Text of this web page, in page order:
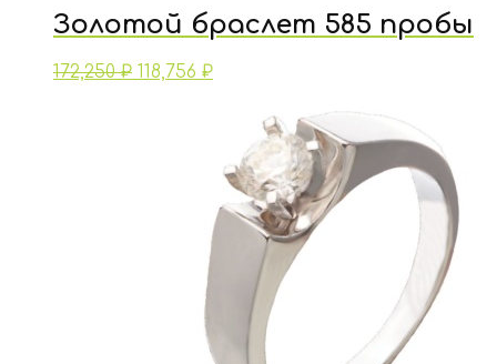
Золотой браслет 585 пробы
172,250₽ 118,756 ₽